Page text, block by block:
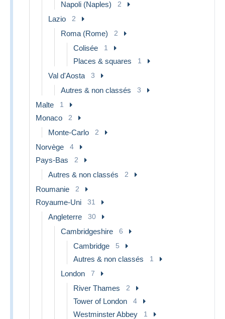
Napoli (Naples) 2
Lazio 2
Roma (Rome) 2
Colisée 1
Places & squares 1
Val d'Aosta 3
Autres & non classés 3
Malte 1
Monaco 2
Monte-Carlo 2
Norvège 4
Pays-Bas 2
Autres & non classés 2
Roumanie 2
Royaume-Uni 31
Angleterre 30
Cambridgeshire 6
Cambridge 5
Autres & non classés 1
London 7
River Thames 2
Tower of London 4
Westminster Abbey 1